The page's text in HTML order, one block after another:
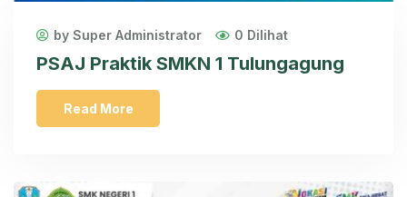
by Super Administrator 0 Dilihat
PSAJ Praktik SMKN 1 Tulungagung
Read More